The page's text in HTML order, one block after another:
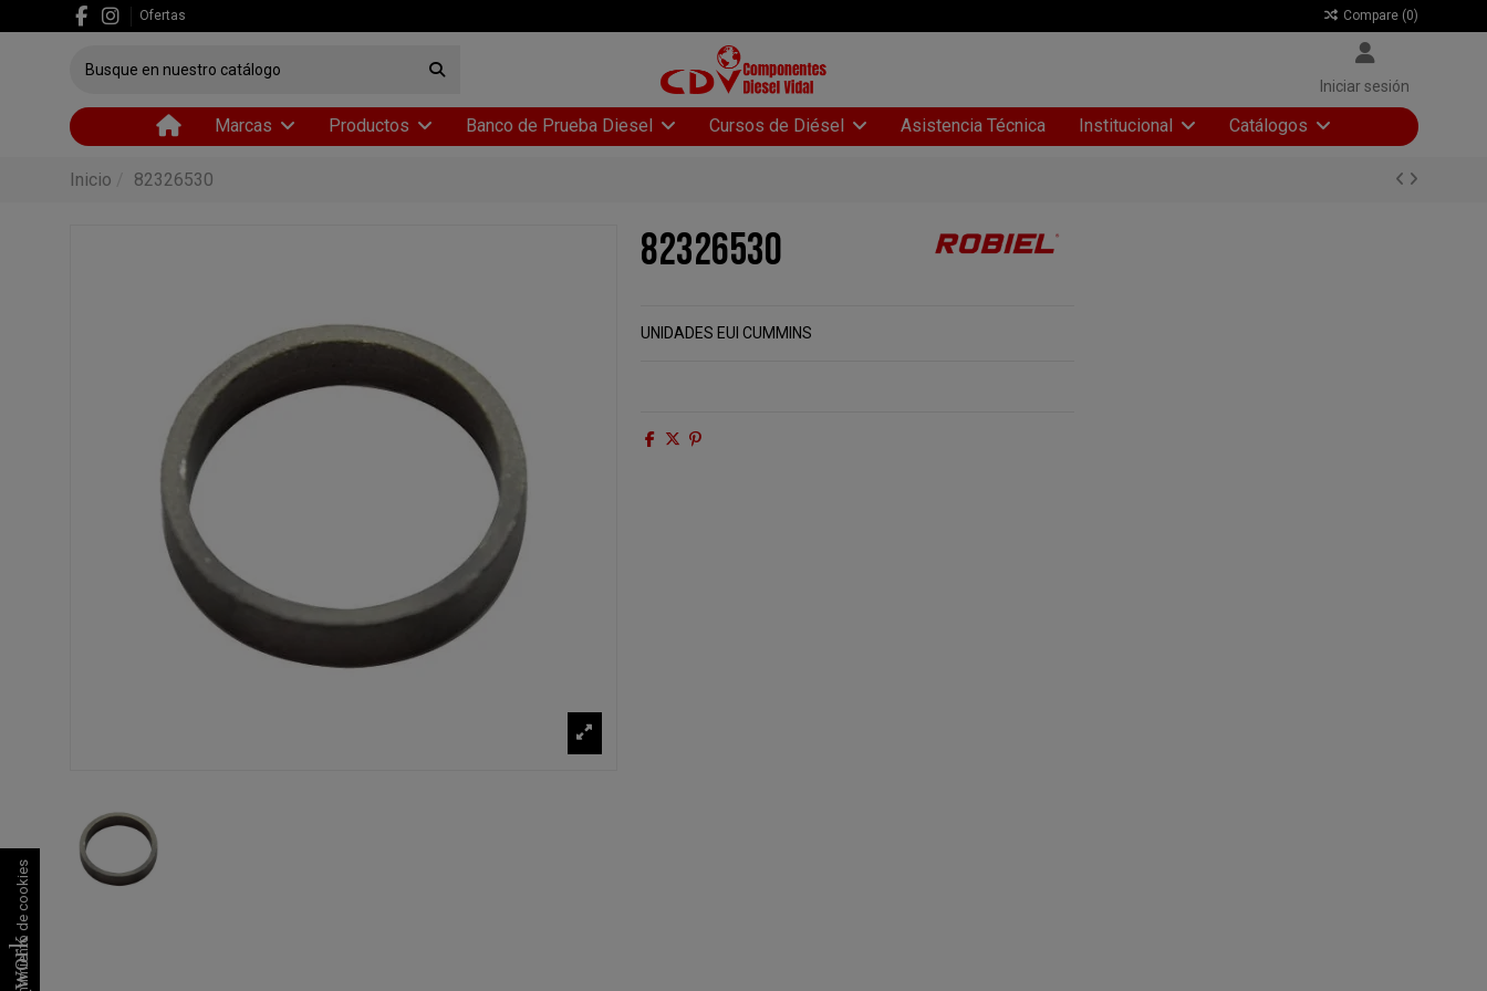
Ofertas Compare (0)
Iniciar sesión
Marcas Productos Banco de Prueba Diesel Cursos de Diésel Asistencia Técnica Institucional Catálogos
Inicio 82326530
82326530
UNIDADES EUI CUMMINS
Consentimiento de cookies